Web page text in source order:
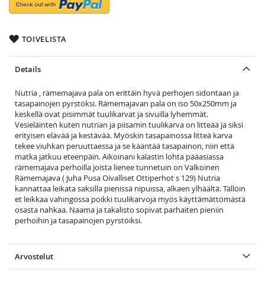
TOIVELISTA
Details
Nutria , rämemajava pala on erittäin hyvä perhojen sidontaan ja
tasapainojen pyrstöksi. Rämemajavan pala on iso 50x250mm ja
keskellä ovat pisimmät tuulikarvat ja sivuilla lyhemmät.
Vesieläinten kuten nutrian ja piisamin tuulikarva on litteää ja siksi
erityisen elävää ja kestävää. Myöskin tasapainossa litteä karva
tekee viuhkan peruuttaessa ja se kääntää tasapainon, niin että
matka jatkuu eteenpäin. Aikoinani kalastin lohta pääasiassa
rämemajava perhoilla joista lienee tunnetuin on Valkoinen
Rämemajava ( Juha Pusa Oivalliset Ottiperhot s 129) Nutria
kannattaa leikata saksilla pienissä nipuissa, alkaen ylhäältä. Tällöin
et leikkaa vahingossa poikki tuulikarvoja myös käyttämättömästä
osasta nahkaa. Naama ja takalisto sopivat parhaiten pieniin
perhoihin ja tasapainojen pyrstöiksi.
Arvostelut